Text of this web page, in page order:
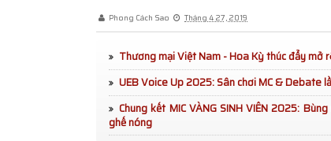
Âm nhạc kết nối hai thế hệ trong
bản 2026
Phiên Chợ Từ Tâm Tại Đại Học
TP.HCM: Kết Nối Yêu Thương,
Phong Cách Sao Tháng 4 27, 2019
Thương mại Việt Nam - Hoa Kỳ thúc đẩy
UEB Voice Up 2025: Sân chơi MC & Debate
Chung kết MIC VÀNG SINH VIÊN 2025:
ghế nóng